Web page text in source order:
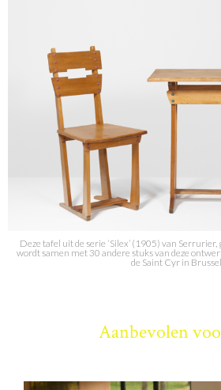
Deze tafel uit de serie ‘Silex’ (1905) van
wordt samen met 30 andere stuks van deze
de Saint Cyr in
Aanbevolen